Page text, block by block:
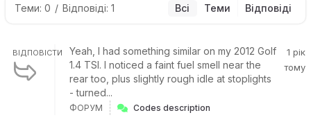
Теми: 0 / Відповіді: 1 Всі Теми Відповіді
ВІДПОВІСТИ
Yeah, I had something similar on my 2012 Golf
1.4 TSI. I noticed a faint fuel smell near the
rear too, plus slightly rough idle at stoplights
- turned...
1 рік
тому
ФОРУМ Codes description